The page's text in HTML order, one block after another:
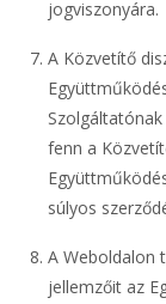
jogviszonyára.
A Közvetítő
fenn a
súlyos
A Weboldalon
jellemzőit az